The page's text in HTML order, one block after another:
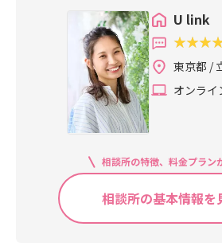
生まれたら、
った時、ほっ
た明日から頑
庭になってい
結婚です。で
婚をするため
のでしょうか
U link
東京都 /
オンライ
相談所の特徴、料金プラン
相談所の基本情報を